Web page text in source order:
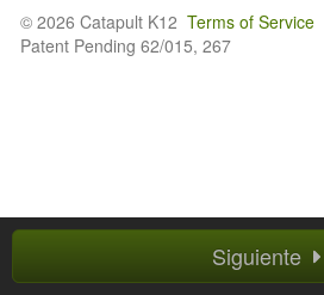
Siguiente
© 2026 Catapult K12 Terms of Service
Patent Pending 62/015, 267